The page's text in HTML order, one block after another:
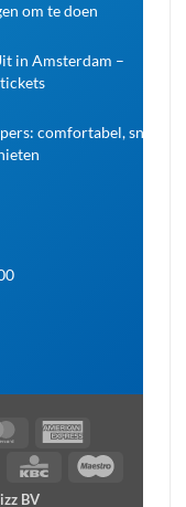
om te doen
in Amsterdam –
comfortabel, snel
MasterCard
KBC
BV